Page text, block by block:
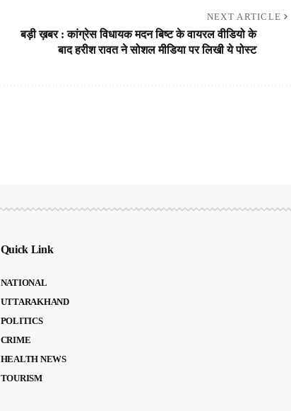
NEXT ARTICLE
बड़ी ख़बर : कांग्रेस विधायक मदन बिष्ट के वायरल वीडियो के
बाद हरीश रावत ने सोशल मीडिया पर लिखी ये पोस्ट
Quick Link
NATIONAL
UTTARAKHAND
POLITICS
CRIME
HEALTH NEWS
TOURISM